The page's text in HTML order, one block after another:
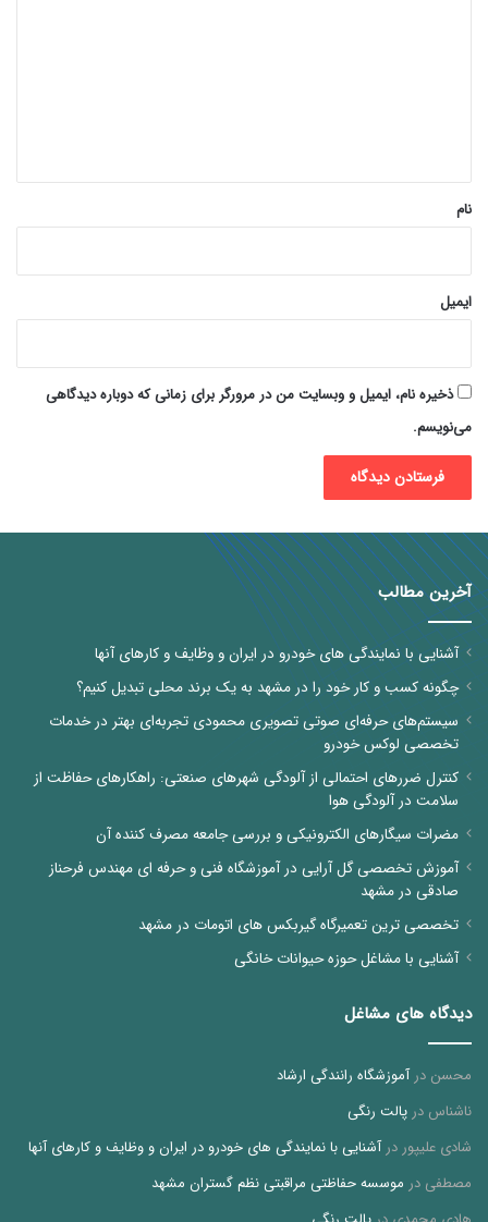
نام
ایمیل
ذخیره نام، ایمیل و وبسایت من در مرورگر برای زمانی که دوباره دیدگاهی
می‌نویسم.
آخرین مطالب
آشنایی با نمایندگی های خودرو در ایران و وظایف و کارهای آنها
چگونه کسب و کار خود را در مشهد به یک برند محلی تبدیل کنیم؟
سیستم‌های حرفه‌ای صوتی تصویری محمودی تجربه‌ای بهتر در خدمات
تخصصی لوکس خودرو
کنترل ضررهای احتمالی از آلودگی شهرهای صنعتی: راهکارهای حفاظت از
سلامت در آلودگی هوا
مضرات سیگارهای الکترونیکی و بررسی جامعه مصرف کننده آن
آموزش تخصصی گل آرایی در آموزشگاه فنی و حرفه ای مهندس فرحناز
صادقی در مشهد
تخصصی ترین تعمیرگاه گیربکس های اتومات در مشهد
آشنایی با مشاغل حوزه حیوانات خانگی
دیدگاه های مشاغل
محسن درآموزشگاه رانندگی ارشاد
ناشناس در پالت رنگی
شادی علیپور درآشنایی با نمایندگی های خودرو در ایران و وظایف و کارهای آنها
مصطفی در موسسه حفاظتی مراقبتی نظم گستران مشهد